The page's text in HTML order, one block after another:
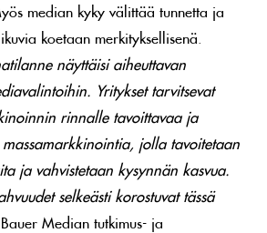
median kyky välittää tunnetta ja
koetaan merkityksellisenä.
näyttäisi aiheuttavan
Yritykset tarvitsevat
rinnalle tavoittavaa ja
massamarkkinointia, jolla tavoitetaan
ja vahvistetaan kysynnän kasvua.
selkeästi korostuvat tässä
Median tutkimus- ja